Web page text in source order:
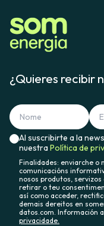
¿Quieres recibir
Al suscribirte a la
nuestraPolítica de
Finalidades: enviarche o
comunicacións
nosos produtos,
retirar o teu
así como acceder,
demais dereitos en
datos.com. Información
privacidade.